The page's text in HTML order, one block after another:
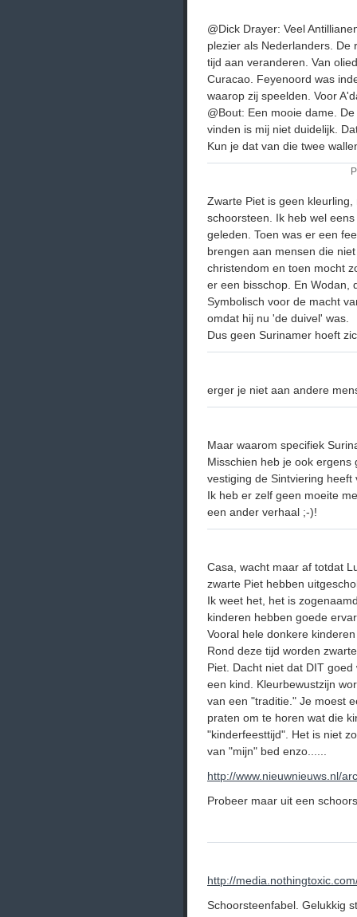
@Dick Drayer: Veel
plezier als Nederlanders. De
tijd aan veranderen. Van
Curacao. Feyenoord was
waarop zij speelden. Voor
@Bout: Een mooie dame.
vinden is mij niet duidelijk.
Kun je dat van die twee
Zwarte Piet is geen
schoorsteen. Ik heb wel
geleden. Toen was er een
brengen aan mensen die
christendom en toen mocht
er een bisschop. En Wodan,
Symbolisch voor de macht
omdat hij nu 'de duivel' was.
Dus geen Surinamer hoeft
erger je niet aan andere
Maar waarom specifiek
Misschien heb je ook ergens
vestiging de Sintviering
Ik heb er zelf geen moeite
een ander verhaal ;-)!
Casa, wacht maar af totdat
zwarte Piet hebben
Ik weet het, het is
kinderen hebben goede
Vooral hele donkere
Rond deze tijd worden
Piet. Dacht niet dat DIT
een kind. Kleurbewustzijn
van een "traditie." Je moest
praten om te horen wat die
"kinderfeesttijd". Het is niet
van "mijn" bed enzo......
http://www.nieuwnieuws.nl/
Probeer maar uit een
http://
Schoorsteenfabel. Gelukkig